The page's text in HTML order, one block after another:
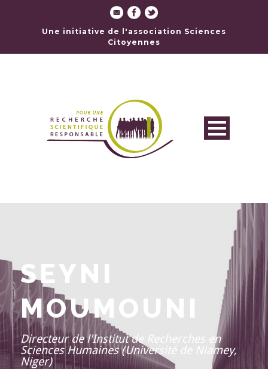
Une initiative de l'association Sciences
Citoyennes
SEYNI
MOUMOUNI
Directeur de l'Institut de Recherches en
Sciences Humaines (Université de Niamey,
Niger)